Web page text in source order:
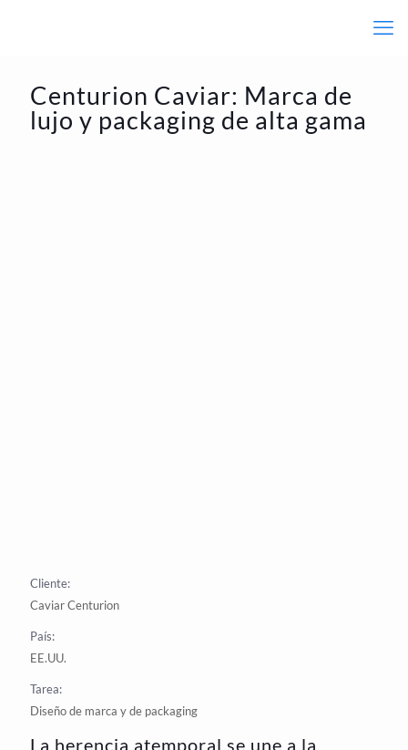
Centurion Caviar: Marca de
lujo y packaging de alta gama
Cliente:
Caviar Centurion
País:
EE.UU.
Tarea:
Diseño de marca y de packaging
La herencia atemporal se une a la